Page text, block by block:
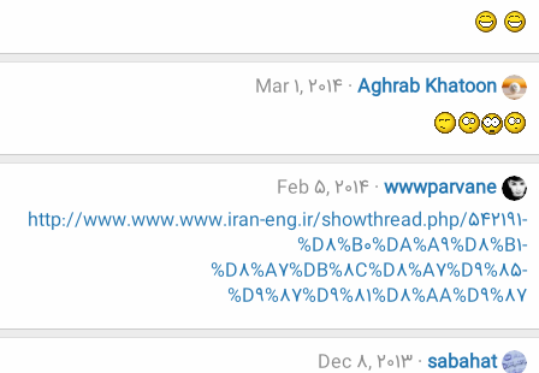
Aghrab Khatoon
Mar 1, 2014
wwwparvane
Feb 5, 2014
http://www.www.www.iran-eng.ir/showthread.php/542191-
%D8%B0%DA%A9%D8%B1-
%D8%A7%DB%8C%D8%A7%D9%85-
%D9%87%D9%81%D8%AA%D9%87
sabahat
Dec 8, 2013